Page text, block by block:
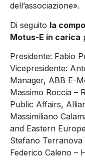
dell’associazione».
Di seguito la
Motus-E in carica
Presidente: Fabio
Vicepresidente:
Manager, ABB E-
Massimo Roccia –
Public Affairs,
Massimiliano
and Eastern
Stefano Terranova
Federico Caleno –